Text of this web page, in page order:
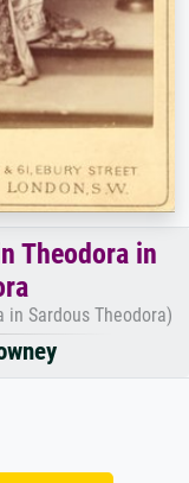
Theodora in
in Sardous Theodora)